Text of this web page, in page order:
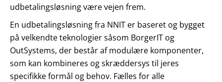
udbetalingsløsning være vejen frem.
En udbetalingsløsning fra NNIT er baseret og bygget
på velkendte teknologier såsom BorgerIT og
OutSystems, der består af modulære komponenter,
som kan kombineres og skræddersys til jeres
specifikke formål og behov. Fælles for alle